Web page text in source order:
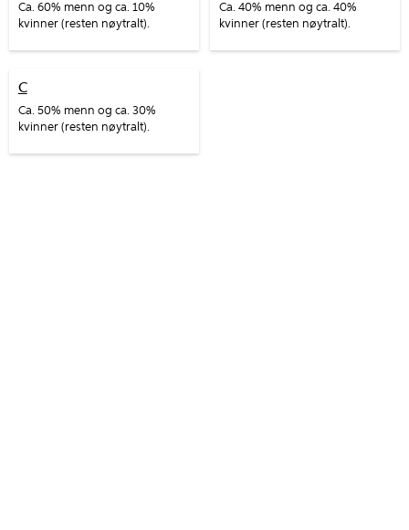
Ca. 60% menn og ca. 10%
kvinner (resten nøytralt).
Ca. 40% menn og ca. 40%
kvinner (resten nøytralt).
C
Ca. 50% menn og ca. 30%
kvinner (resten nøytralt).